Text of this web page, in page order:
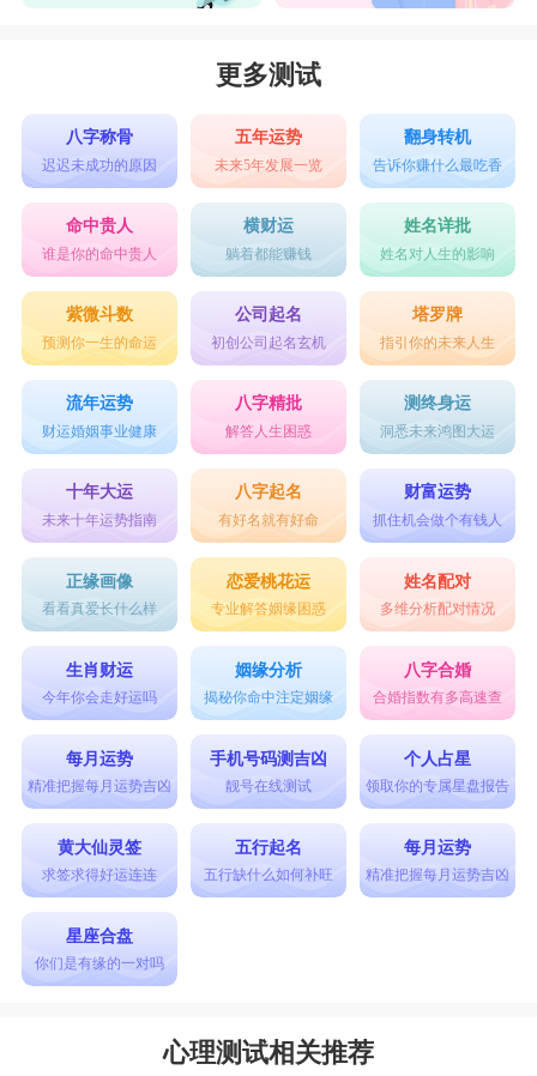
更多测试
八字称骨
迟迟未成功的原因
五年运势
未来5年发展一览
翻身转机
告诉你赚什么最吃香
命中贵人
谁是你的命中贵人
横财运
躺着都能赚钱
姓名详批
姓名对人生的影响
紫微斗数
预测你一生的命运
公司起名
初创公司起名玄机
塔罗牌
指引你的未来人生
流年运势
财运婚姻事业健康
八字精批
解答人生困惑
测终身运
洞悉未来鸿图大运
十年大运
未来十年运势指南
八字起名
有好名就有好命
财富运势
抓住机会做个有钱人
正缘画像
看看真爱长什么样
恋爱桃花运
专业解答姻缘困惑
姓名配对
多维分析配对情况
生肖财运
今年你会走好运吗
姻缘分析
揭秘你命中注定姻缘
八字合婚
合婚指数有多高速查
每月运势
精准把握每月运势吉凶
手机号码测吉凶
靓号在线测试
个人占星
领取你的专属星盘报告
黄大仙灵签
求签求得好运连连
五行起名
五行缺什么如何补旺
每月运势
精准把握每月运势吉凶
星座合盘
你们是有缘的一对吗
心理测试相关推荐